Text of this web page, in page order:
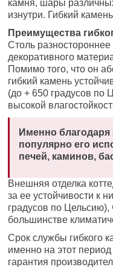
камня, шары
изнутри. Гибкий
Преимущества
Столь
декоративного
Помимо того, что он
гибкий камень
(до + 650 градусов по
высокой
Именно благодаря
популярно его
печей, каминов,
Внешняя отделка
за ее устойчивости к
градусов по Цельсию),
большинстве
Срок службы гибкого
именно на этот
гарантия